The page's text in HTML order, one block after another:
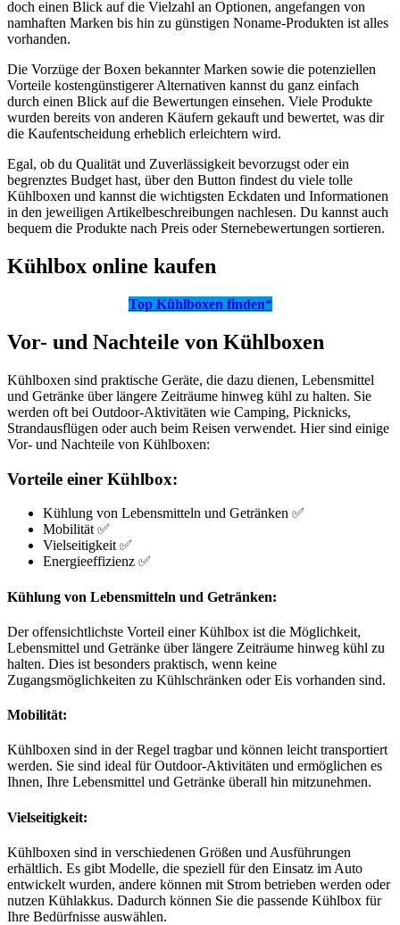
doch einen Blick auf die Vielzahl an Optionen, angefangen von
namhaften Marken bis hin zu günstigen Noname-Produkten ist alles
vorhanden.
Die Vorzüge der Boxen bekannter Marken sowie die potenziellen
Vorteile kostengünstigerer Alternativen kannst du ganz einfach
durch einen Blick auf die Bewertungen einsehen. Viele Produkte
wurden bereits von anderen Käufern gekauft und bewertet, was dir
die Kaufentscheidung erheblich erleichtern wird.
Egal, ob du Qualität und Zuverlässigkeit bevorzugst oder ein
begrenztes Budget hast, über den Button findest du viele tolle
Kühlboxen und kannst die wichtigsten Eckdaten und Informationen
in den jeweiligen Artikelbeschreibungen nachlesen. Du kannst auch
bequem die Produkte nach Preis oder Sternebewertungen sortieren.
Kühlbox online kaufen
Top Kühlboxen finden*
Vor- und Nachteile von Kühlboxen
Kühlboxen sind praktische Geräte, die dazu dienen, Lebensmittel
und Getränke über längere Zeiträume hinweg kühl zu halten. Sie
werden oft bei Outdoor-Aktivitäten wie Camping, Picknicks,
Strandausflügen oder auch beim Reisen verwendet. Hier sind einige
Vor- und Nachteile von Kühlboxen:
Vorteile einer Kühlbox:
Kühlung von Lebensmitteln und Getränken ✅
Mobilität ✅
Vielseitigkeit ✅
Energieeffizienz ✅
Kühlung von Lebensmitteln und Getränken:
Der offensichtlichste Vorteil einer Kühlbox ist die Möglichkeit,
Lebensmittel und Getränke über längere Zeiträume hinweg kühl zu
halten. Dies ist besonders praktisch, wenn keine
Zugangsmöglichkeiten zu Kühlschränken oder Eis vorhanden sind.
Mobilität:
Kühlboxen sind in der Regel tragbar und können leicht transportiert
werden. Sie sind ideal für Outdoor-Aktivitäten und ermöglichen es
Ihnen, Ihre Lebensmittel und Getränke überall hin mitzunehmen.
Vielseitigkeit:
Kühlboxen sind in verschiedenen Größen und Ausführungen
erhältlich. Es gibt Modelle, die speziell für den Einsatz im Auto
entwickelt wurden, andere können mit Strom betrieben werden oder
nutzen Kühlakkus. Dadurch können Sie die passende Kühlbox für
Ihre Bedürfnisse auswählen.